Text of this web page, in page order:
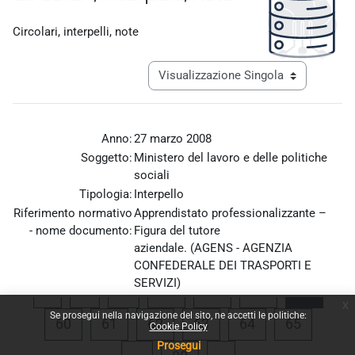
Se prosegui nella navigazione del sito, ne accetti le politiche:
Cookie Policy
Prosegui
Circolari, interpelli, note
Navigazione terziaria modalità
Anno:27 marzo 2008
Soggetto: Ministero del lavoro e delle politiche
sociali
Tipologia: Interpello
Riferimento normativo
- nome documento:
Apprendistato professionalizzante –
Figura del tutore
aziendale. (AGENS - AGENZIA
CONFEDERALE DEI TRASPORTI E
SERVIZI)
Allegato: Interpello_27_marzo_2008.pdf
« Pagina precedente
1 Pagina 1
… 56Pagina 56
57 58 59
60Pagina 60
61Pagina 61
62Pagina 62
63Pagina 63
64Pagina 64
65Pagina